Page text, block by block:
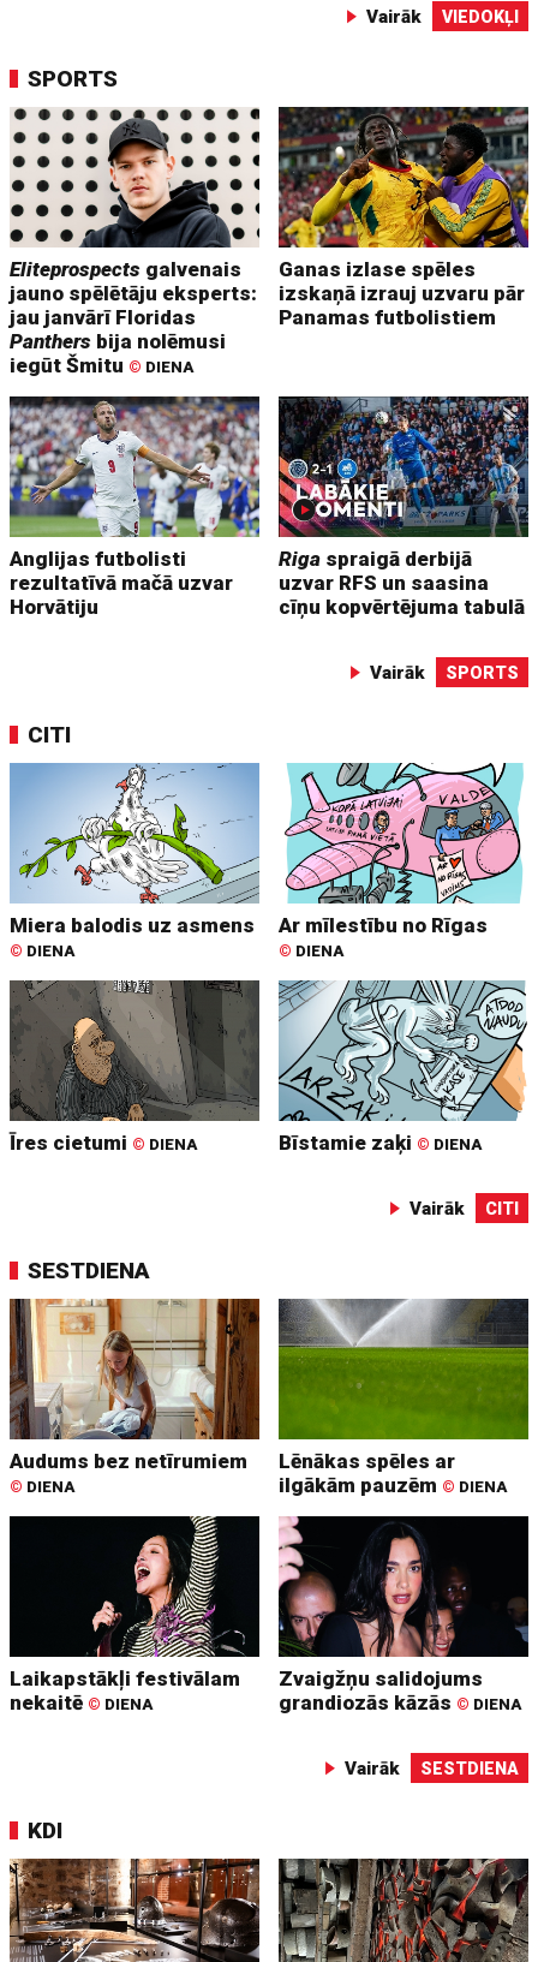
Vairāk VIEDOKĻI
SPORTS
Eliteprospects galvenais
jauno spēlētāju eksperts:
jau janvārī Floridas
Panthers bija nolēmusi
iegūt Šmitu © DIENA
Ganas izlase spēles
izskaņā izrauj uzvaru pār
Panamas futbolistiem
Anglijas futbolisti
rezultatīvā mačā uzvar
Horvātiju
Riga spraigā derbijā
uzvar RFS un saasina
cīņu kopvērtējuma tabulā
Vairāk SPORTS
CITI
Miera balodis uz asmens
© DIENA
Ar mīlestību no Rīgas
© DIENA
Īres cietumi © DIENA Bīstamie zaķi © DIENA
Vairāk CITI
SESTDIENA
Audums bez netīrumiem
© DIENA
Lēnākas spēles ar
ilgākām pauzēm © DIENA
Laikapstākļi festivālam
nekaitē © DIENA
Zvaigžņu salidojums
grandiozās kāzās © DIENA
Vairāk SESTDIENA
KDI